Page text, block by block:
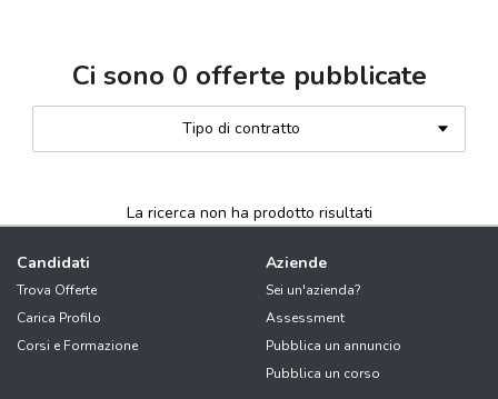
Ci sono 0 offerte pubblicate
Tipo di contratto
La ricerca non ha prodotto risultati
Candidati
Trova Offerte
Carica Profilo
Corsi e Formazione
Aziende
Sei un'azienda?
Assessment
Pubblica un annuncio
Pubblica un corso